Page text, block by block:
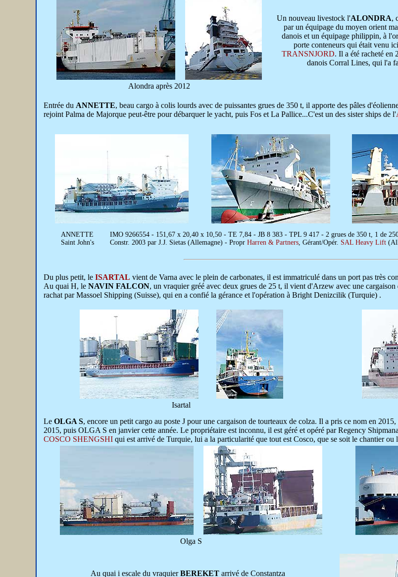
Alondra après 2012
Un nouveau livestock l'ALONDRA,
par un équipage du moyen orient
danois et un équipage philippin, à
porte conteneurs qui était venu
TRANSNJORD. Il a été racheté en
danois Corral Lines, qui l'a
Entrée du ANNETTE, beau cargo à colis lourds avec de puissantes grues de 350 t, il apporte des pâles
rejoint Palma de Majorque peut-être pour débarquer le yacht, puis Fos et La Pallice...C'est un des sister ships de l'
ANNETTE
Saint John's
IMO 9266554 - 151,67 x 20,40 x 10,50 - TE 7,84 - JB 8 383 - TPL 9 417 - 2 grues de 350 t, 1 de
Constr. 2003 par J.J. Sietas (Allemagne) - Propr Harren & Partners, Gérant/Opér. SAL Heavy Lift
Du plus petit, le ISARTAL vient de Varna avec le plein de carbonates, il est immatriculé dans un port pas très
Au quai H, le NAVIN FALCON, un vraquier gréé avec deux grues de 25 t, il vient d'Arzew avec une cargaison
rachat par Massoel Shipping (Suisse), qui en a confié la gérance et l'opération à Bright Denizcilik (Turquie) .
Isartal
Le OLGA S, encore un petit cargo au poste J pour une cargaison de tourteaux de colza. Il a pris ce nom en
2015, puis OLGA S en janvier cette année. Le propriétaire est inconnu, il est géré et opéré par Regency
COSCO SHENGSHI qui est arrivé de Turquie, lui a la particularité que tout est Cosco, que se soit le chantier ou
Olga S
Au quai i escale du vraquierBEREKET arrivé de Constantza